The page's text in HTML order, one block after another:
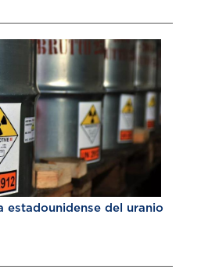
estadounidense del uranio